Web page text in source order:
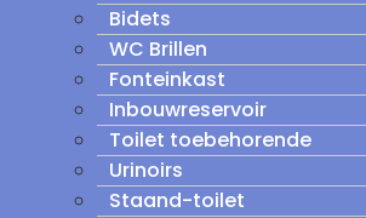
Bidets
WC Brillen
Fonteinkast
Inbouwreservoir
Toilet toebehorende
Urinoirs
Staand-toilet